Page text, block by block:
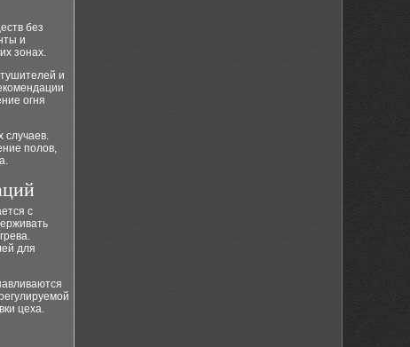
без
и
зонах.
и
огня
случаев.
полов,
с
для
цеха.